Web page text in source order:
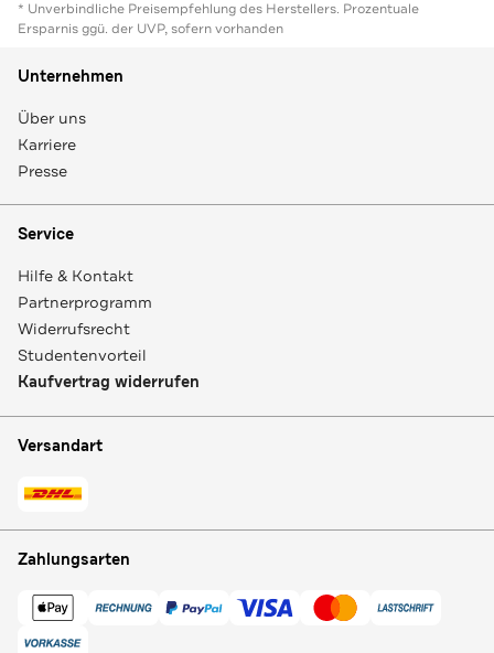
* Unverbindliche Preisempfehlung des Herstellers. Prozentuale
Ersparnis ggü. der UVP, sofern vorhanden
Unternehmen
Über uns
Karriere
Presse
Service
Hilfe & Kontakt
Partnerprogramm
Widerrufsrecht
Studentenvorteil
Kaufvertrag widerrufen
Versandart
Zahlungsarten